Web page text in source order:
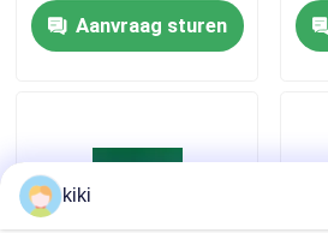
Producten
Over ons
Aanvraag sturen
kiki